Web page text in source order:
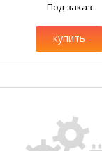
Под заказ
купить